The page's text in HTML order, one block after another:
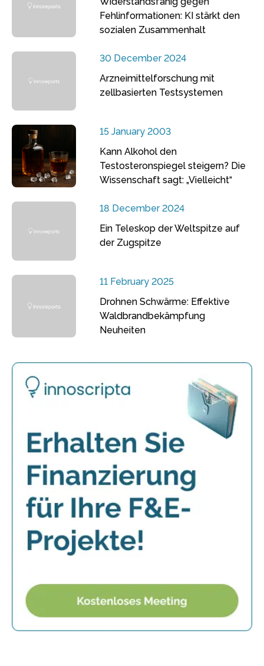
Fehlinformationen: KI stärkt den
sozialen Zusammenhalt
30 December 2024
Arzneimittelforschung mit
zellbasierten Testsystemen
15 January 2003
Kann Alkohol den
Testosteronspiegel steigern? Die
Wissenschaft sagt: „Vielleicht“
18 December 2024
Ein Teleskop der Weltspitze auf
der Zugspitze
11 February 2025
Drohnen Schwärme: Effektive
Waldbrandbekämpfung
Neuheiten